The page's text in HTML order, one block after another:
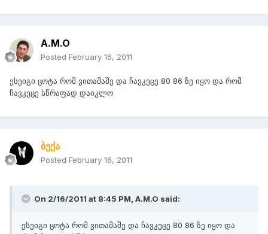
A.M.O
Posted February 16, 2011
ესეიგი ცოტა რომ ვითამაშე და ჩავკეცე 80 86 ზე იყო და რომ
ჩავკეცე სწრაფად დაიკლო
ბექა
Posted February 16, 2011
On 2/16/2011 at 8:45 PM, A.M.O said:
ესეიგი ცოტა რომ ვითამაშე და ჩავკეცე 80 86 ზე იყო და